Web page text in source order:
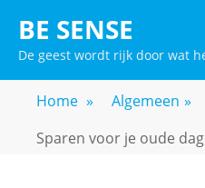
content
BE SENSE
De geest wordt rijk door wat
Home » Algemeen »
Sparen voor je oude